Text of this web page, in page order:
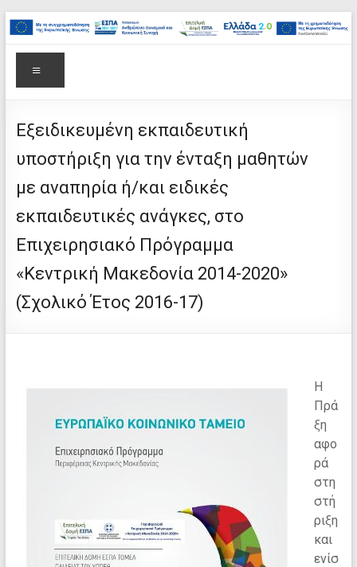
στο
περιεχόμενο
Μετάβαση
στο
περιεχόμενο
Επιτελική
Δομή
Υπουργείου
Παιδείας,
Θρησκευμάτων
και
Αθλητισμού
Εξειδικευμένη εκπαιδευτική
υποστήριξη για την ένταξη μαθητών
με αναπηρία ή/και ειδικές
εκπαιδευτικές ανάγκες, στο
Επιχειρησιακό Πρόγραμμα
«Κεντρική Μακεδονία 2014-2020»
(Σχολικό Έτος 2016-17)
Η
Πρά
ξη
αφο
ρά
στη
στή
ριξη
και
ενίσ